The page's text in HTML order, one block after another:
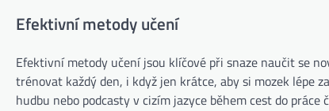
Efektivní metody učení
Efektivní metody učení jsou klíčové při snaze naučit se
trénovat každý den, i když jen krátce, aby si mozek lépe
hudbu nebo podcasty v cizím jazyce během cest do práce